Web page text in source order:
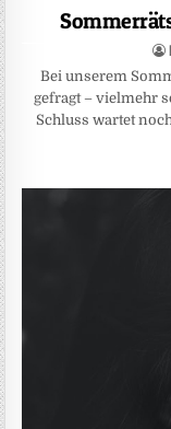
Bei unserem
gefragt – vielmehr
Schluss wartet